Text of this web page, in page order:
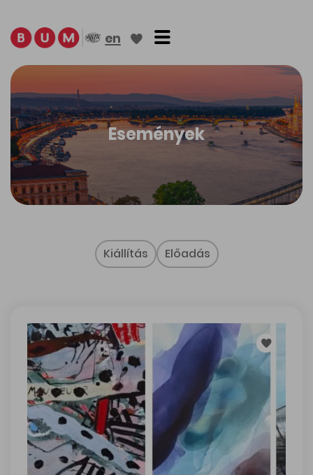
en
Események
Kiállítás Előadás